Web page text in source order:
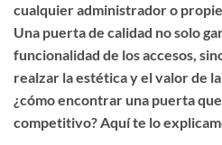
cualquier administrador o
Una puerta de calidad no solo
funcionalidad de los accesos,
realzar la estética y el valor de
¿cómo encontrar una puerta
competitivo? Aquí te lo